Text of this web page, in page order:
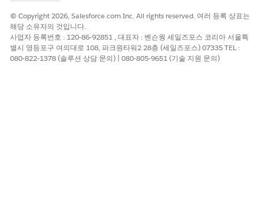
© Copyright 2026, Salesforce.com Inc. All rights reserved. 여러 등록 상표는
해당 소유자의 것입니다.
사업자 등록번호 : 120-86-92851 , 대표자 : 벤슨웡 세일즈포스 코리아 서울특
별시 영등포구 여의대로 108, 파크원타워2 28층 (세일즈포스) 07335 TEL :
080-822-1378 (솔루션 상담 문의) | 080-805-9651 (기술 지원 문의)